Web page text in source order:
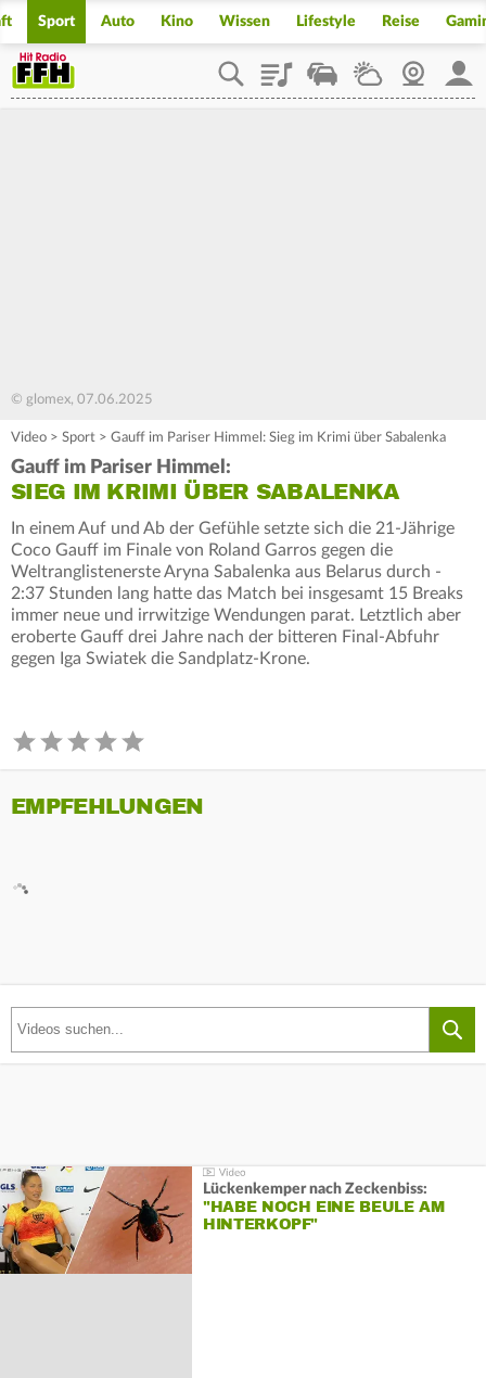
Sport Auto Kino Wissen Lifestyle Reise
PlaylistStaupilotWetterWebcam
© glomex, 07.06.2025
Video > Sport > Gauff im Pariser Himmel: Sieg im Krimi über Sabalenka
Gauff im Pariser Himmel:
SIEG IM KRIMI ÜBER SABALENKA
In einem Auf und Ab der Gefühle setzte sich die 21-Jährige
Coco Gauff im Finale von Roland Garros gegen die
Weltranglistenerste Aryna Sabalenka aus Belarus durch -
2:37 Stunden lang hatte das Match bei insgesamt 15 Breaks
immer neue und irrwitzige Wendungen parat. Letztlich aber
eroberte Gauff drei Jahre nach der bitteren Final-Abfuhr
gegen Iga Swiatek die Sandplatz-Krone.
EMPFEHLUNGEN
Lückenkemper nach Zeckenbiss:
"HABE NOCH EINE BEULE AM
HINTERKOPF"